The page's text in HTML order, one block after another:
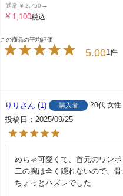
通常 ¥ 2,750 →
¥ 1,100税込
5.001
りり 1 購入者 20代 女性
投稿日 2025/09/25
めちゃ可愛くて、首元のワンポ
二の腕は全く隠れないので、
ちょっとハズレでした